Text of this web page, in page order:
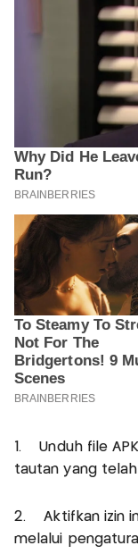
1. Unduh file
tautan yang telah
2. Aktifkan izin
melalui